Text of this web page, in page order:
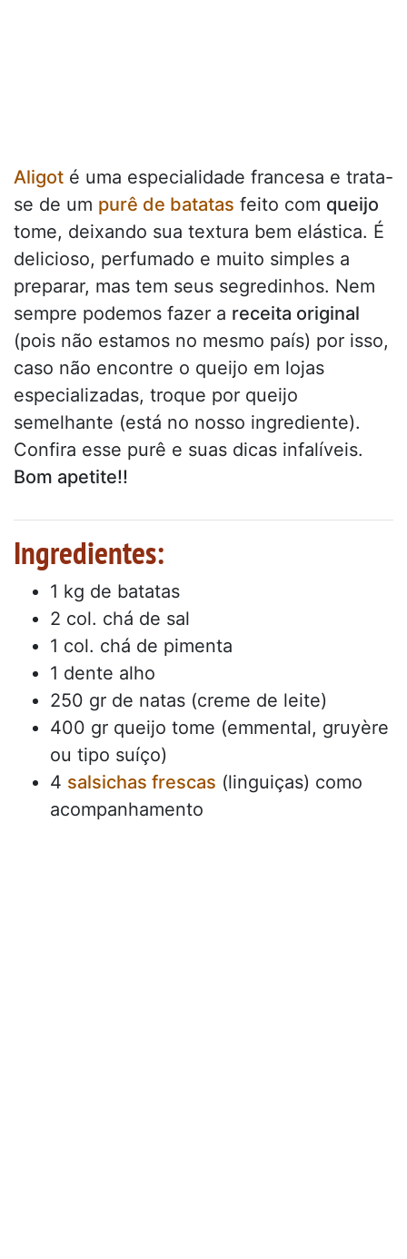
Aligot é uma especialidade francesa e trata-
se de um purê de batatas feito com queijo
tome, deixando sua textura bem elástica. É
delicioso, perfumado e muito simples a
preparar, mas tem seus segredinhos. Nem
sempre podemos fazer a receita original
(pois não estamos no mesmo país) por isso,
caso não encontre o queijo em lojas
especializadas, troque por queijo
semelhante (está no nosso ingrediente).
Confira esse purê e suas dicas infalíveis.
Bom apetite!!
Ingredientes:
1 kg de batatas
2 col. chá de sal
1 col. chá de pimenta
1 dente alho
250 gr de natas (creme de leite)
400 gr queijo tome (emmental, gruyère
ou tipo suíço)
4 salsichas frescas (linguiças) como
acompanhamento